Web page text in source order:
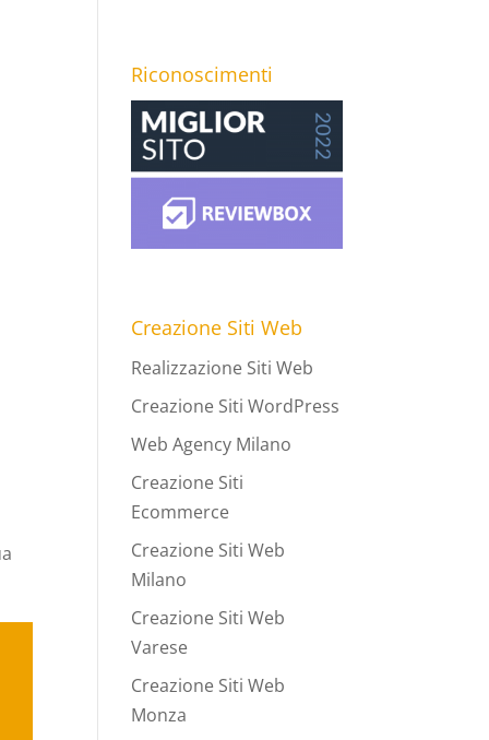
Riconoscimenti
Creazione Siti Web
Realizzazione Siti Web
Creazione Siti WordPress
Web Agency Milano
Creazione Siti
Ecommerce
Creazione Siti Web
Milano
Creazione Siti Web
Varese
Creazione Siti Web
Monza